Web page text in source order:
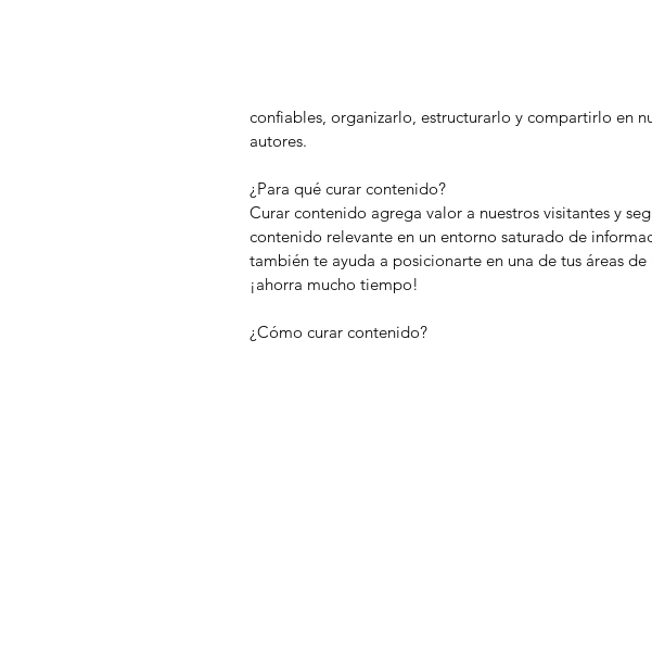
confiables, organizarlo, estructurarlo y compartirlo en
autores.
¿Para qué curar contenido?
Curar contenido agrega valor a nuestros visitantes y
contenido relevante en un entorno saturado de
también te ayuda a posicionarte en una de tus áreas
¡ahorra mucho tiempo!
¿Cómo curar contenido?